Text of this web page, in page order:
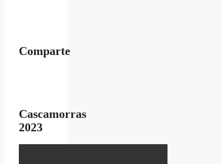
Comparte
Cascamorras
2023